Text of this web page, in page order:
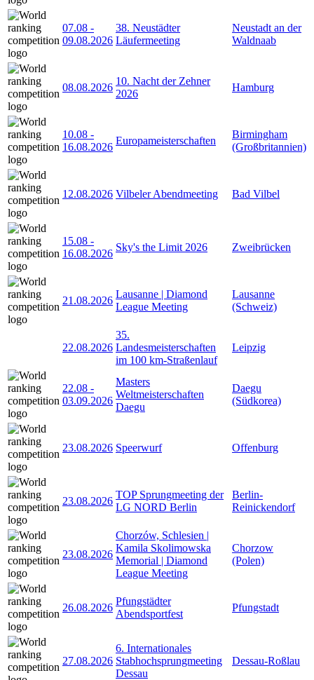
07.08 -
09.08.2026
38. Neustädter
Läufermeeting
Neustadt an der
Waldnaab
08.08.2026
10. Nacht der Zehner
2026
Hamburg
10.08 -
16.08.2026
Europameisterschaften
Birmingham
(Großbritannien)
12.08.2026 Vilbeler Abendmeeting Bad Vilbel
15.08 -
16.08.2026
Sky's the Limit 2026 Zweibrücken
21.08.2026
Lausanne | Diamond
League Meeting
Lausanne
(Schweiz)
22.08.2026
35.
Landesmeisterschaften
im 100 km-Straßenlauf
Leipzig
22.08 -
03.09.2026
Masters
Weltmeisterschaften
Daegu
Daegu
(Südkorea)
23.08.2026 Speerwurf Offenburg
23.08.2026
TOP Sprungmeeting der
LG NORD Berlin
Berlin-
Reinickendorf
23.08.2026
Chorzów, Schlesien |
Kamila Skolimowska
Memorial | Diamond
League Meeting
Chorzow
(Polen)
26.08.2026
Pfungstädter
Abendsportfest
Pfungstadt
27.08.2026
6. Internationales
Stabhochsprungmeeting
Dessau
Dessau-Roßlau